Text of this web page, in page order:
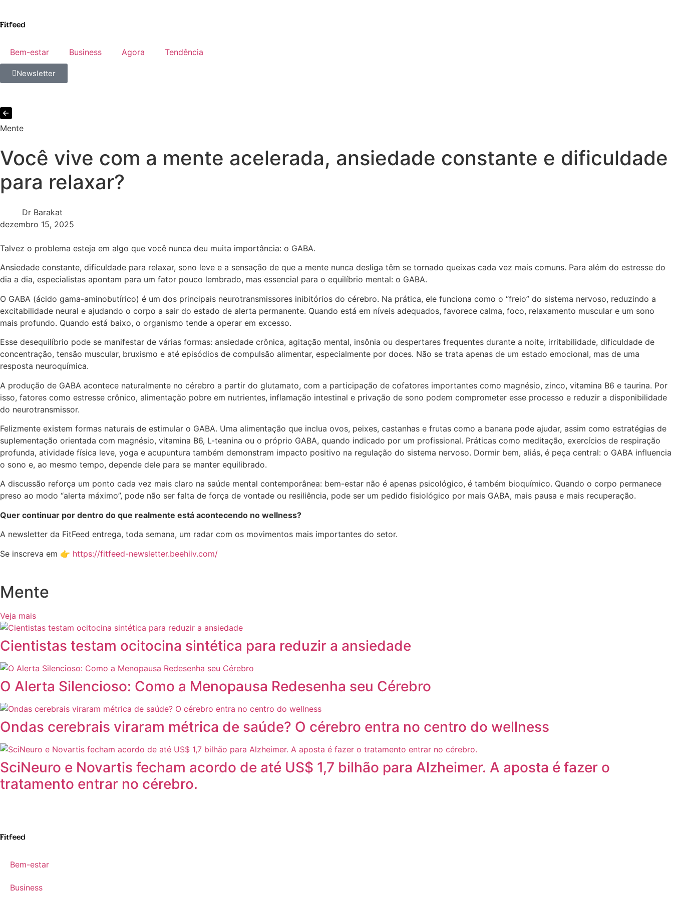
Bem-estar Business Agora Tendência
Newsletter
Mente
Você vive com a mente acelerada, ansiedade constante e dificuldade
para relaxar?
Dr Barakat
dezembro 15, 2025
Talvez o problema esteja em algo que você nunca deu muita importância: o GABA.
Ansiedade constante, dificuldade para relaxar, sono leve e a sensação de que a mente nunca desliga têm se tornado queixas cada vez mais comuns. Para além do estresse do
dia a dia, especialistas apontam para um fator pouco lembrado, mas essencial para o equilíbrio mental: o GABA.
O GABA (ácido gama-aminobutírico) é um dos principais neurotransmissores inibitórios do cérebro. Na prática, ele funciona como o “freio” do sistema nervoso, reduzindo a
excitabilidade neural e ajudando o corpo a sair do estado de alerta permanente. Quando está em níveis adequados, favorece calma, foco, relaxamento muscular e um sono
mais profundo. Quando está baixo, o organismo tende a operar em excesso.
Esse desequilíbrio pode se manifestar de várias formas: ansiedade crônica, agitação mental, insônia ou despertares frequentes durante a noite, irritabilidade, dificuldade de
concentração, tensão muscular, bruxismo e até episódios de compulsão alimentar, especialmente por doces. Não se trata apenas de um estado emocional, mas de uma
resposta neuroquímica.
A produção de GABA acontece naturalmente no cérebro a partir do glutamato, com a participação de cofatores importantes como magnésio, zinco, vitamina B6 e taurina. Por
isso, fatores como estresse crônico, alimentação pobre em nutrientes, inflamação intestinal e privação de sono podem comprometer esse processo e reduzir a disponibilidade
do neurotransmissor.
Felizmente existem formas naturais de estimular o GABA. Uma alimentação que inclua ovos, peixes, castanhas e frutas como a banana pode ajudar, assim como estratégias de
suplementação orientada com magnésio, vitamina B6, L-teanina ou o próprio GABA, quando indicado por um profissional. Práticas como meditação, exercícios de respiração
profunda, atividade física leve, yoga e acupuntura também demonstram impacto positivo na regulação do sistema nervoso. Dormir bem, aliás, é peça central: o GABA influencia
o sono e, ao mesmo tempo, depende dele para se manter equilibrado.
A discussão reforça um ponto cada vez mais claro na saúde mental contemporânea: bem-estar não é apenas psicológico, é também bioquímico. Quando o corpo permanece
preso ao modo “alerta máximo”, pode não ser falta de força de vontade ou resiliência, pode ser um pedido fisiológico por mais GABA, mais pausa e mais recuperação.
Quer continuar por dentro do que realmente está acontecendo no wellness?
A newsletter da FitFeed entrega, toda semana, um radar com os movimentos mais importantes do setor.
Se inscreva em 👉 https://fitfeed-newsletter.beehiiv.com/
Mente
Veja mais
Cientistas testam ocitocina sintética para reduzir a ansiedade
O Alerta Silencioso: Como a Menopausa Redesenha seu Cérebro
Ondas cerebrais viraram métrica de saúde? O cérebro entra no centro do wellness
SciNeuro e Novartis fecham acordo de até US$ 1,7 bilhão para Alzheimer. A aposta é fazer o
tratamento entrar no cérebro.
Bem-estar
Business